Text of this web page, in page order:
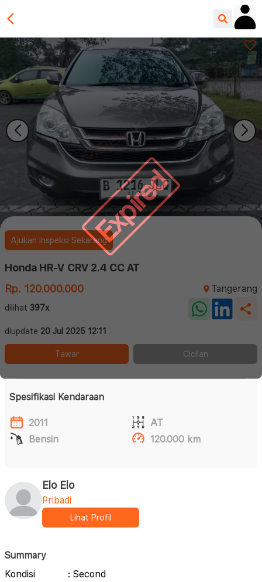
Expired
Ajukan Inspeksi Sekarang
Honda HR-V CRV 2.4 CC AT
Rp. 120.000.000
Tangerang
dilihat 397x
diupdate 20 Jul 2025 12:11
Tawar Cicilan
Spesifikasi Kendaraan
2011
AT
Bensin
120.000 km
Elo Elo
Pribadi
Lihat Profil
Summary
Kondisi
: Second